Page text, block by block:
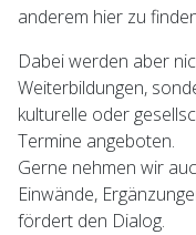
anderem hier zu
Dabei werden aber
Weiterbildungen,
kulturelle oder
Termine angeboten.
Gerne nehmen wir
Einwände,
fördert den Dialog.